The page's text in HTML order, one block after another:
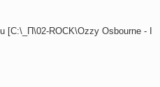
[C:\_П\02-ROCK\Ozzy Osbourne - I